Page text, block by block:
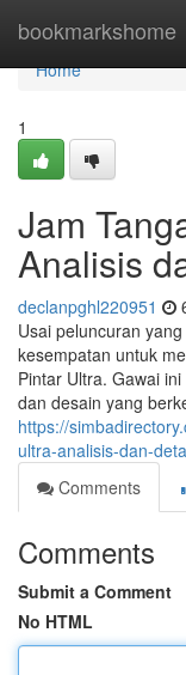
bookmarkshome
Home
Home
1
Jam
Analisis
declanpghl220951
Usai peluncuran
kesempatan untuk
Pintar Ultra. Gawai
dan desain yang
https://
ultra-analisis-dan-
Comments
Comments
Submit a Comment
No HTML